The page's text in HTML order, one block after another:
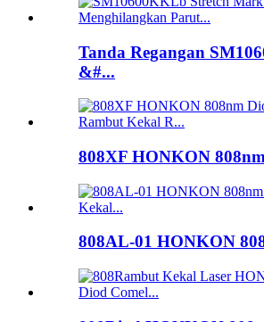
Tanda Regangan
&#...
808XF HONKON
808AL-01 HONKON